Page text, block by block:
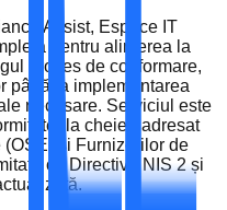
Assist, Espace IT
pentru alinierea la
proces de conformare,
până la implementarea
necesare. Serviciul este
„la cheie”, adresat
și Furnizorilor de
cu Directiva NIS 2 și